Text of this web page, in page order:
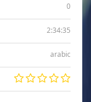
0
2:34:35
arabic